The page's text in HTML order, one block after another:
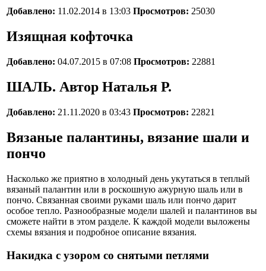
Добавлено: 11.02.2014 в 13:03 Просмотров: 25030
Изящная кофточка
Добавлено: 04.07.2015 в 07:08 Просмотров: 22881
ШАЛЬ. Автор Наталья Р.
Добавлено: 21.11.2020 в 03:43 Просмотров: 22821
Вязаные палантины, вязание шали и
пончо
Насколько же приятно в холодный день укутаться в теплый
вязаный палантин или в роскошную ажурную шаль или в
пончо. Связанная своими руками шаль или пончо дарит
особое тепло. Разнообразные модели шалей и палантинов вы
сможете найти в этом разделе. К каждой модели выложены
схемы вязания и подробное описание вязания.
Накидка с узором со снятыми петлями